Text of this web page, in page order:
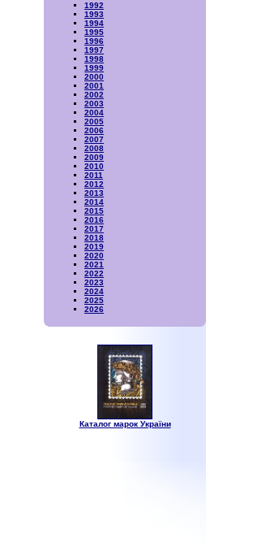
1992
1993
1994
1995
1996
1997
1998
1999
2000
2001
2002
2003
2004
2005
2006
2007
2008
2009
2010
2011
2012
2013
2014
2015
2016
2017
2018
2019
2020
2021
2022
2023
2024
2025
2026
Каталог марок України